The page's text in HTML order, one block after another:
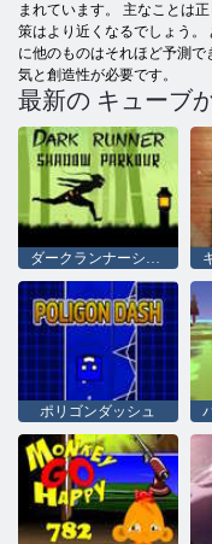
まれています。 主なことは
策はより近くなるでしょう。
に他のものはそれほど予測
気と創造性が必要です。
最新の キューブ
ポリゴンダッシュ